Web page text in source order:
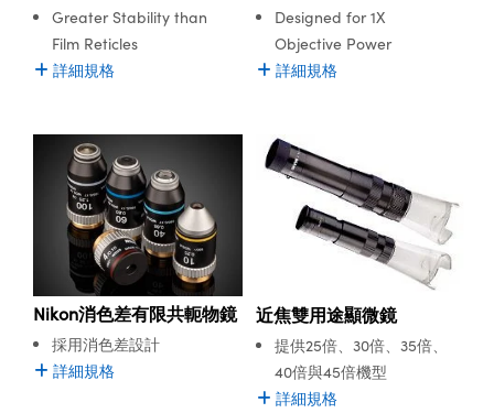
Greater Stability than
Film Reticles
詳細規格
Designed for 1X
Objective Power
詳細規格
Nikon消色差有限共軛物鏡
採用消色差設計
詳細規格
近焦雙用途顯微鏡
提供25倍、30倍、35倍、
40倍與45倍機型
詳細規格